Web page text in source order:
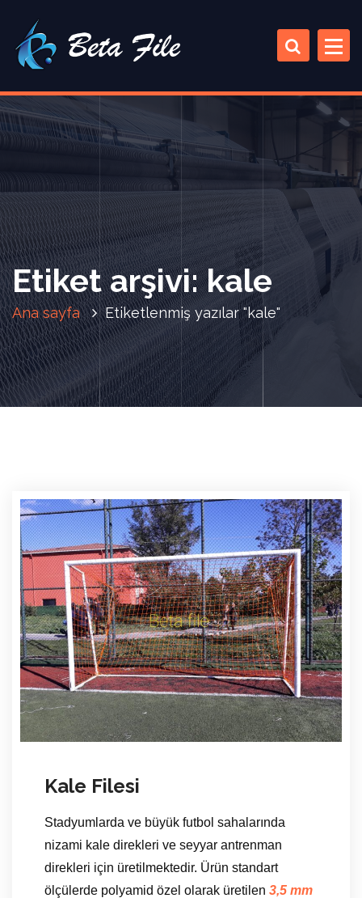
ğ
e
a
a
Etiket arşivi: kale
Ana sayfa Etiketlenmiş yazılar "kale"
Kale Filesi
Stadyumlarda ve büyük futbol sahalarında
nizami kale direkleri ve seyyar antrenman
direkleri için üretilmektedir. Ürün standart
ölçülerde polyamid özel olarak üretilen 3,5 mm